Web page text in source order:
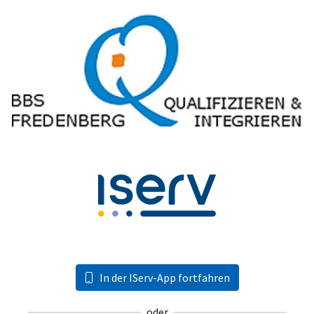
In der IServ-App fortfahren